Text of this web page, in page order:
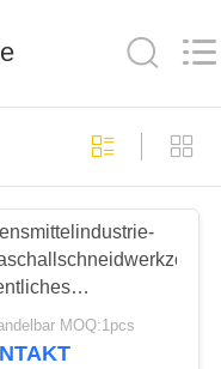
Sandwich-
MOQ:1pcs